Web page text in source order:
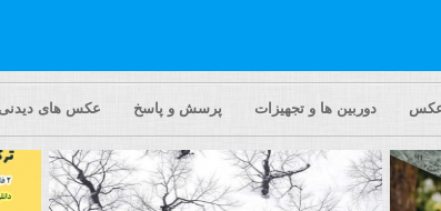
عکس دوربین ها و تجهیزات پرسش و پاسخ عکس های دیدنی